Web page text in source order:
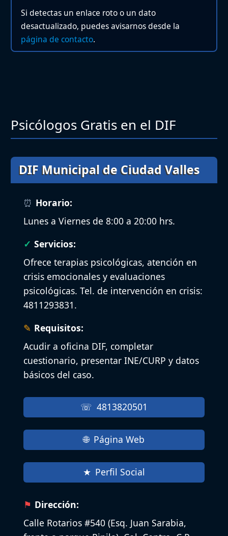
Si detectas un enlace roto o un dato
desactualizado, puedes avisarnos desde la
página de contacto.
Psicólogos Gratis en el DIF
DIF Municipal de Ciudad Valles
Horario:
Lunes a Viernes de 8:00 a 20:00 hrs.
Servicios:
Ofrece terapias psicológicas, atención en
crisis emocionales y evaluaciones
psicológicas. Tel. de intervención en crisis:
4811293831.
Requisitos:
Acudir a oficina DIF, completar
cuestionario, presentar INE/CURP y datos
básicos del caso.
4813820501
Página Web
Perfil Social
Dirección:
Calle Rotarios #540 (Esq. Juan Sarabia,